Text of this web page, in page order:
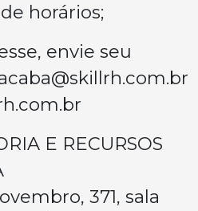
horários;
envie seu
E RECURSOS
371, sala